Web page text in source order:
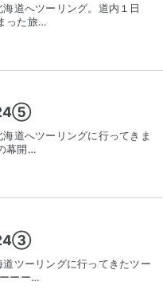
道へツーリング。道内１日
った旅…
道へツーリングに行ってきま
幕開…
ツーリングに行ってきたツー
ーー…